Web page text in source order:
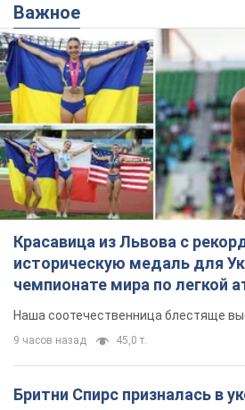
Важное
Красавица из Львова с
историческую медаль для
чемпионате мира по легкой
Видео
Наша соотечественница блестяще
9 часов назад 45,0 т.
Бритни Спирс призналась в